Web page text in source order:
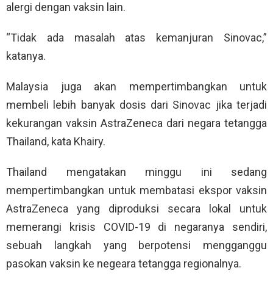
alergi dengan vaksin lain.
“Tidak ada masalah atas kemanjuran Sinovac,”
katanya.
Malaysia juga akan mempertimbangkan untuk
membeli lebih banyak dosis dari Sinovac jika terjadi
kekurangan vaksin AstraZeneca dari negara tetangga
Thailand, kata Khairy.
Thailand mengatakan minggu ini sedang
mempertimbangkan untuk membatasi ekspor vaksin
AstraZeneca yang diproduksi secara lokal untuk
memerangi krisis COVID-19 di negaranya sendiri,
sebuah langkah yang berpotensi mengganggu
pasokan vaksin ke negeara tetangga regionalnya.